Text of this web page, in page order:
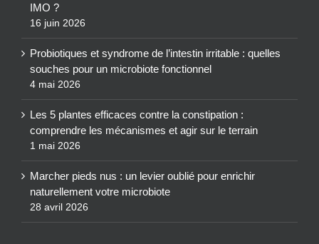
IMO ?
16 juin 2026
Probiotiques et syndrome de l’intestin irritable : quelles
souches pour un microbiote fonctionnel
4 mai 2026
Les 5 plantes efficaces contre la constipation :
comprendre les mécanismes et agir sur le terrain
1 mai 2026
Marcher pieds nus : un levier oublié pour enrichir
naturellement votre microbiote
28 avril 2026